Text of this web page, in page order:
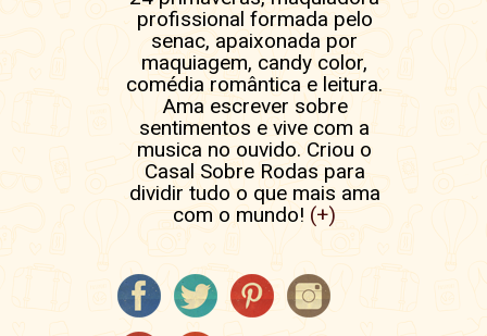
profissional formada pelo
senac, apaixonada por
maquiagem, candy color,
comédia romântica e leitura.
Ama escrever sobre
sentimentos e vive com a
musica no ouvido. Criou o
Casal Sobre Rodas para
dividir tudo o que mais ama
com o mundo! (+)